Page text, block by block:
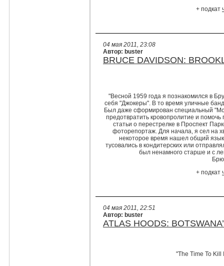
+ подкат
04 мая 2011, 23:08
Автор: buster
BRUCE DAVIDSON:
"Весной 1959 года я познакомился в
себя "Джокеры". В то время уличные
Был даже сформирован специальный
предотвратить кровопролитие и
статьи о перестрелке в Проспект
фоторепортаж. Для начала, я сел на
некоторое время нашел общий
тусовались в кондитерских или
был ненамного старше и с
+ подкат
04 мая 2011, 22:51
Автор: buster
ATLAS HOODS:
"The Time To Kill